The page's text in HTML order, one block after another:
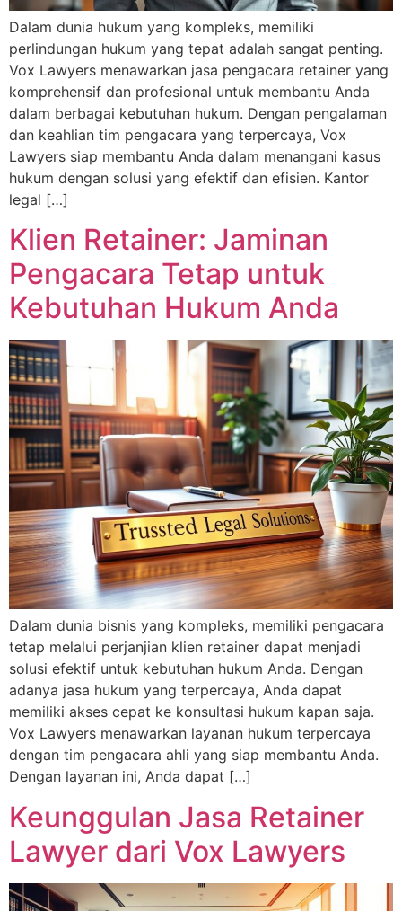
Dalam dunia hukum yang kompleks, memiliki
perlindungan hukum yang tepat adalah sangat penting.
Vox Lawyers menawarkan jasa pengacara retainer yang
komprehensif dan profesional untuk membantu Anda
dalam berbagai kebutuhan hukum. Dengan pengalaman
dan keahlian tim pengacara yang terpercaya, Vox
Lawyers siap membantu Anda dalam menangani kasus
hukum dengan solusi yang efektif dan efisien. Kantor
legal […]
Klien Retainer: Jaminan
Pengacara Tetap untuk
Kebutuhan Hukum Anda
Dalam dunia bisnis yang kompleks, memiliki pengacara
tetap melalui perjanjian klien retainer dapat menjadi
solusi efektif untuk kebutuhan hukum Anda. Dengan
adanya jasa hukum yang terpercaya, Anda dapat
memiliki akses cepat ke konsultasi hukum kapan saja.
Vox Lawyers menawarkan layanan hukum terpercaya
dengan tim pengacara ahli yang siap membantu Anda.
Dengan layanan ini, Anda dapat […]
Keunggulan Jasa Retainer
Lawyer dari Vox Lawyers